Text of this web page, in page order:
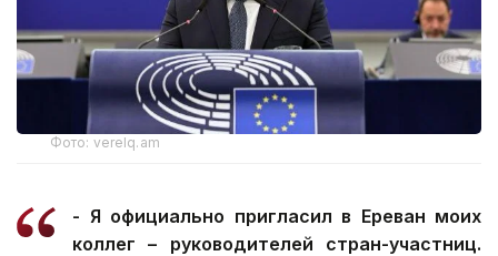
Фото: verelq.am
- Я официально пригласил в Ереван моих
коллег – руководителей стран-участниц.